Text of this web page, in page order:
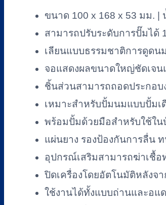
ชิ้น
ขนาด 100 x 168 x 53 มม. |
สามารถปรับระดับการปั๊มได้
เลียนแบบธรรมชาติการดูดน
จอแสดงผลขนาดใหญ่ชัดเจน
ชิ้นส่วนสามารถถอดประกอบ
เหมาะสำหรับปั้มนมแบบปั้มเ
พร้อมปั้มด้วยมือสำหรับใช้ใ
แผ่นยาง รองป้องกันการลื่น
อุปกรณ์เสริมสามารถฆ่าเชื้อ
ปิดเครื่องโดยอัตโนมัติหลังจ
ใช้งานได้ทั้งแบบถ่านและอแ